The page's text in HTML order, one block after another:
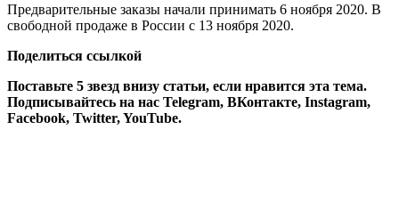
Предварительные заказы начали принимать 6 ноября 2020. В
свободной продаже в России с 13 ноября 2020.
Поделиться ссылкой
Поставьте 5 звезд внизу статьи, если нравится эта тема.
Подписывайтесь на нас Telegram, ВКонтакте, Instagram,
Facebook, Twitter,YouTube.